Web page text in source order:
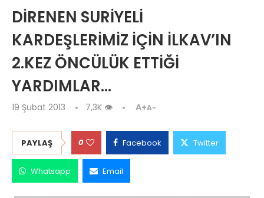
DİRENEN SURİYELİ
KARDEŞLERİMİZ İÇİN İLKAV’IN
2.KEZ ÖNCÜLÜK ETTİĞİ
YARDIMLAR…
19 Şubat 2013 7,3K 👁 A+A-
PAYLAŞ 0 Facebook Twitter
Whatsapp Email